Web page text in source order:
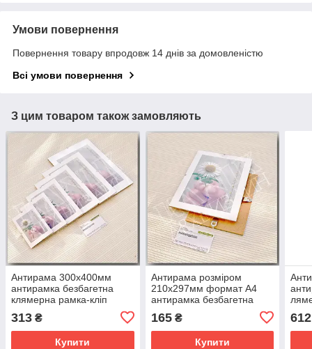
Умови повернення
Повернення товару впродовж 14 днів за домовленістю
Всі умови повернення
З цим товаром також замовляють
Антирама 300х400мм
антирамка безбагетна
клямерна рамка-кліп
313 ₴
Купити
Антирама розміром
210х297мм формат А4
антирамка безбагетна
клямерная рамка-кліп або
"рамка без рамки"
165₴
Купити
612